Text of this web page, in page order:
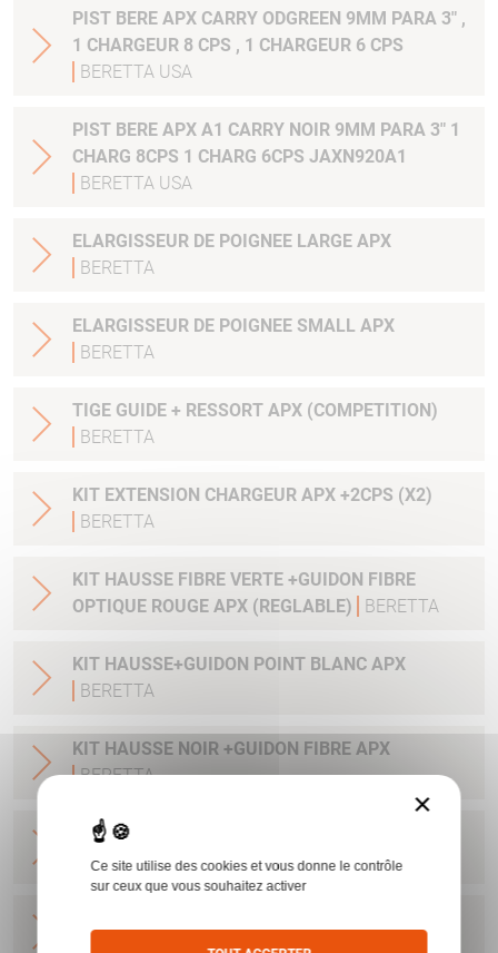
PIST BERE APX CARRY ODGREEN 9MM PARA 3" ,
1 CHARGEUR 8 CPS , 1 CHARGEUR 6 CPS
BERETTA USA
PIST BERE APX A1 CARRY NOIR 9MM PARA 3" 1
CHARG 8CPS 1 CHARG 6CPS JAXN920A1
BERETTA USA
ELARGISSEUR DE POIGNEE LARGE APX
BERETTA
ELARGISSEUR DE POIGNEE SMALL APX
BERETTA
TIGE GUIDE + RESSORT APX (COMPETITION)
BERETTA
KIT EXTENSION CHARGEUR APX +2CPS (X2)
BERETTA
KIT HAUSSE FIBRE VERTE +GUIDON FIBRE
OPTIQUE ROUGE APX (REGLABLE)
BERETTA
KIT HAUSSE+GUIDON POINT BLANC APX
BERETTA
KIT HAUSSE NOIR +GUIDON FIBRE APX
BERETTA
GUIDON APX 6.5MM (-0.3MM EQUAL+50MM
AT25M) BERETTA
BERETTA
×
Ce site utilise des cookies et vous donne le contrôle
sur ceux que vous souhaitez activer